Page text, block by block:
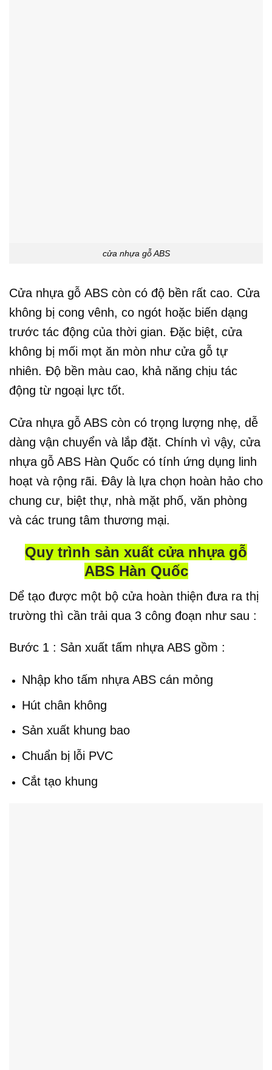
cửa nhựa gỗ ABS
Cửa nhựa gỗ ABS còn có độ bền rất cao. Cửa
không bị cong vênh, co ngót hoặc biến dạng
trước tác động của thời gian. Đặc biệt, cửa
không bị mối mọt ăn mòn như cửa gỗ tự
nhiên. Độ bền màu cao, khả năng chịu tác
động từ ngoại lực tốt.
Cửa nhựa gỗ ABS còn có trọng lượng nhẹ, dễ
dàng vận chuyển và lắp đặt. Chính vì vậy, cửa
nhựa gỗ ABS Hàn Quốc có tính ứng dụng linh
hoạt và rộng rãi. Đây là lựa chọn hoàn hảo cho
chung cư, biệt thự, nhà mặt phố, văn phòng
và các trung tâm thương mại.
Quy trình sản xuất cửa nhựa gỗ
ABS Hàn Quốc
Dể tạo được một bộ cửa hoàn thiện đưa ra thị
trường thì cần trải qua 3 công đoạn như sau :
Bước 1 : Sản xuất tấm nhựa ABS gồm :
Nhập kho tấm nhựa ABS cán mỏng
Hút chân không
Sản xuất khung bao
Chuẩn bị lỗi PVC
Cắt tạo khung